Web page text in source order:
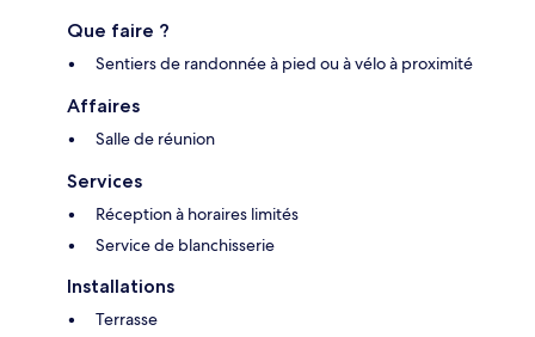
Que faire ?
Sentiers de randonnée à pied ou à vélo à proximité
Affaires
Salle de réunion
Services
Réception à horaires limités
Service de blanchisserie
Installations
Terrasse